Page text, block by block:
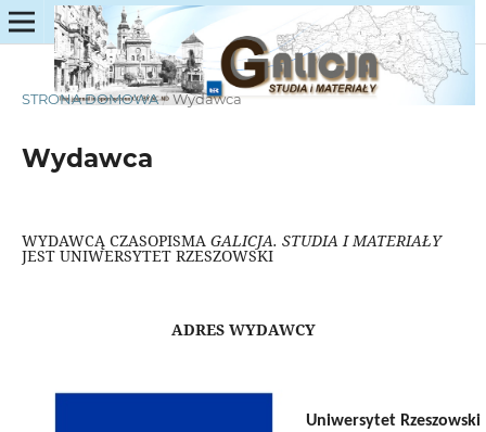
STRONA DOMOWA / Wydawca
Wydawca
WYDAWCĄ CZASOPISMA GALICJA. STUDIA I MATERIAŁY
JEST UNIWERSYTET RZESZOWSKI
ADRES WYDAWCY
Uniwersytet Rzeszowski